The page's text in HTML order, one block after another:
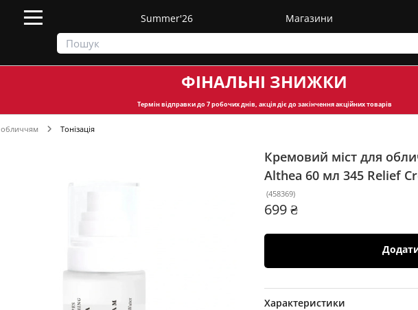
Summer'26 Магазини
ФІНАЛЬНІ ЗНИЖКИ
Термін відправкидо 7 робочих днів, акція діє до закінчення акційних товарів
обличчям Тонізація
Кремовий міст для
Althea 60 мл 345 Relief
(458369)
699 ₴
Характеристики